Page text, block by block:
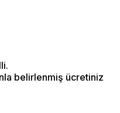
belirlenmiş ücretiniz